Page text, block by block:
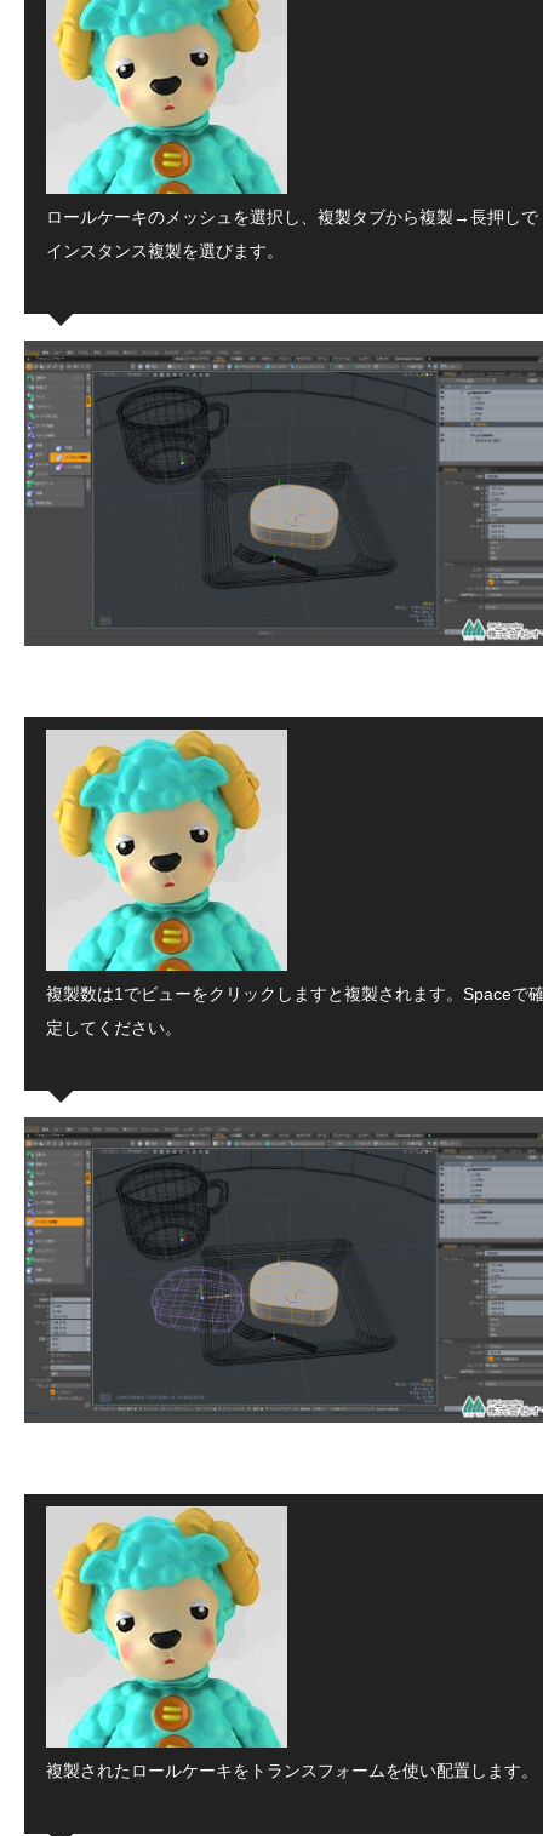
ロールケーキのメッシュを選択し、複製タブから複製→長押しで
インスタンス複製を選びます。
複製数は1でビューをクリックしますと複製されます。Spaceで
定してください。
複製されたロールケーキをトランスフォームを使い配置します。